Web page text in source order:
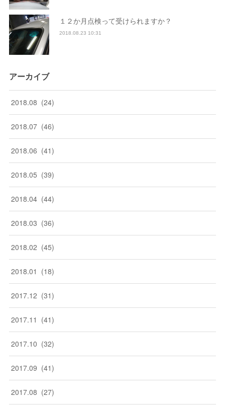
１２か月点検って受けられますか？
2018.08.23 10:31
アーカイブ
2018.08 (24)
2018.07 (46)
2018.06 (41)
2018.05 (39)
2018.04 (44)
2018.03 (36)
2018.02 (45)
2018.01 (18)
2017.12 (31)
2017.11 (41)
2017.10 (32)
2017.09 (41)
2017.08 (27)